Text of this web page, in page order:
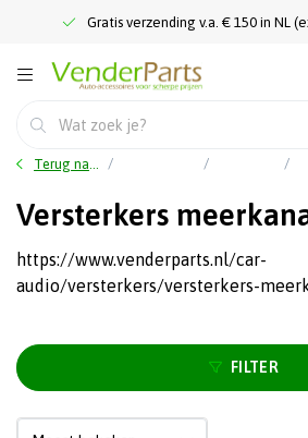
Gratis verzending v.a. € 150 in NL
Terug naar home
Versterkers
https://www.venderparts.nl/car-
audio/versterkers/versterkers-
FILTER